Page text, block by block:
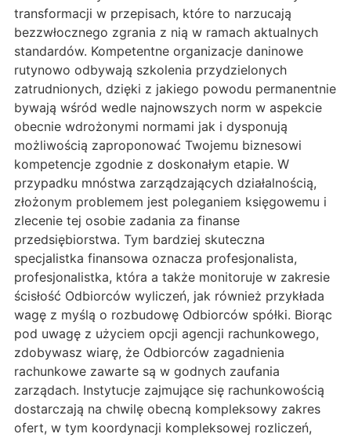
transformacji w przepisach, które to narzucają
bezzwłocznego zgrania z nią w ramach aktualnych
standardów. Kompetentne organizacje daninowe
rutynowo odbywają szkolenia przydzielonych
zatrudnionych, dzięki z jakiego powodu permanentnie
bywają wśród wedle najnowszych norm w aspekcie
obecnie wdrożonymi normami jak i dysponują
możliwością zaproponować Twojemu biznesowi
kompetencje zgodnie z doskonałym etapie. W
przypadku mnóstwa zarządzających działalnością,
złożonym problemem jest poleganiem księgowemu i
zlecenie tej osobie zadania za finanse
przedsiębiorstwa. Tym bardziej skuteczna
specjalistka finansowa oznacza profesjonalista,
profesjonalistka, która a także monitoruje w zakresie
ścisłość Odbiorców wyliczeń, jak również przykłada
wagę z myślą o rozbudowę Odbiorców spółki. Biorąc
pod uwagę z użyciem opcji agencji rachunkowego,
zdobywasz wiarę, że Odbiorców zagadnienia
rachunkowe zawarte są w godnych zaufania
zarządach. Instytucje zajmujące się rachunkowością
dostarczają na chwilę obecną kompleksowy zakres
ofert, w tym koordynacji kompleksowej rozliczeń,